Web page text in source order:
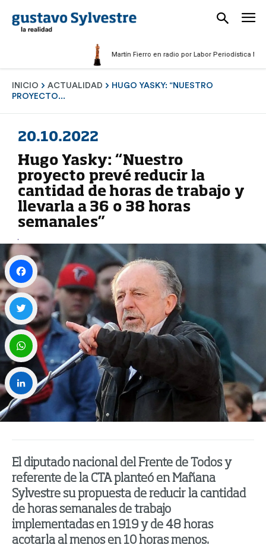
Martín Fierro en radio por Labor Periodística
INICIO ACTUALIDAD
HUGO YASKY: “NUESTRO
PROYECTO...
20.10.2022
Hugo Yasky: “Nuestro
proyecto prevé reducir la
cantidad de horas de trabajo y
llevarla a 36 o 38 horas
semanales”
El diputado nacional del Frente de Todos y
referente de la CTA planteó en Mañana
Sylvestre su propuesta de reducir la cantidad
de horas semanales de trabajo
implementadas en 1919 y de 48 horas
acotarla al menos en 10 horas menos.
Facebook
Twitter
WhatsApp
LinkedIn